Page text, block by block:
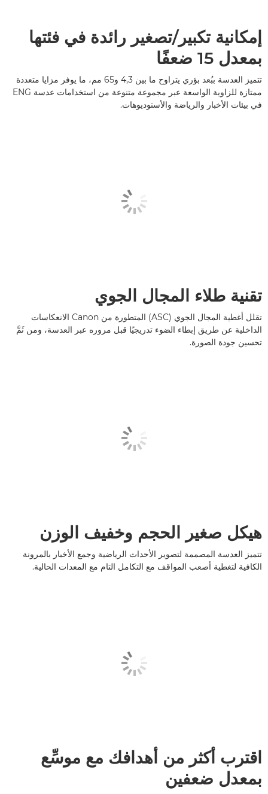
إمكانية تكبير/تصغير رائدة في فئتها
بمعدل 15 ضعفًا
تتميز العدسة ببُعد بؤري يتراوح ما بين 4,3 و65 مم، ما يوفر مزايا متعددة
ممتازة للزاوية الواسعة عبر مجموعة متنوعة من استخدامات عدسة ENG
في بيئات الأخبار والرياضة والأستوديوهات.
تقنية طلاء المجال الجوي
تقلل أغطية المجال الجوي (ASC) المتطورة من Canon الانعكاسات
الداخلية عن طريق إبطاء الضوء تدريجيًا قبل مروره عبر العدسة، ومن ثَمَّ
تحسين جودة الصورة.
هيكل صغير الحجم وخفيف الوزن
تتميز العدسة المصممة لتصوير الأحداث الرياضية وجمع الأخبار بالمرونة
الكافية لتغطية أصعب المواقف مع التكامل التام مع المعدات الحالية.
اقترب أكثر من أهدافك مع موسِّع
بمعدل ضعفين